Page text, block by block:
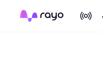
On Air